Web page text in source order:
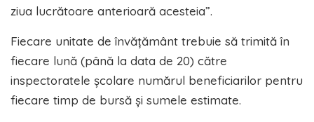
ziua lucrătoare anterioară acesteia”.
Fiecare unitate de învățământ trebuie să trimită în
fiecare lună (până la data de 20) către
inspectoratele școlare numărul beneficiarilor pentru
fiecare timp de bursă și sumele estimate.